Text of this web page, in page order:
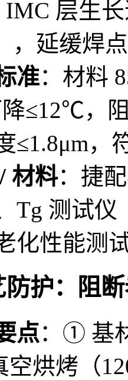
IMC 层生
，延缓焊
准：材料
≤12℃，
≤1.8μm，
材料：捷
Tg 测试仪
化性能测试
防护：阻
点：① 基
空烘烤（